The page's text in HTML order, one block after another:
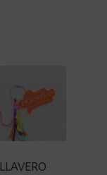
LLAVERO